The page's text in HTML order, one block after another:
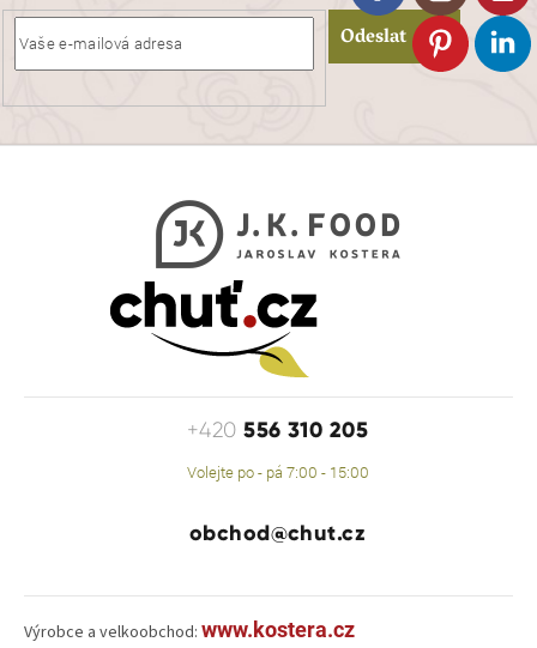
Odeslat
+420556 310 205
Volejte po - pá 7:00 - 15:00
obchod@chut.cz
Výrobce a velkoobchod: www.kostera.cz